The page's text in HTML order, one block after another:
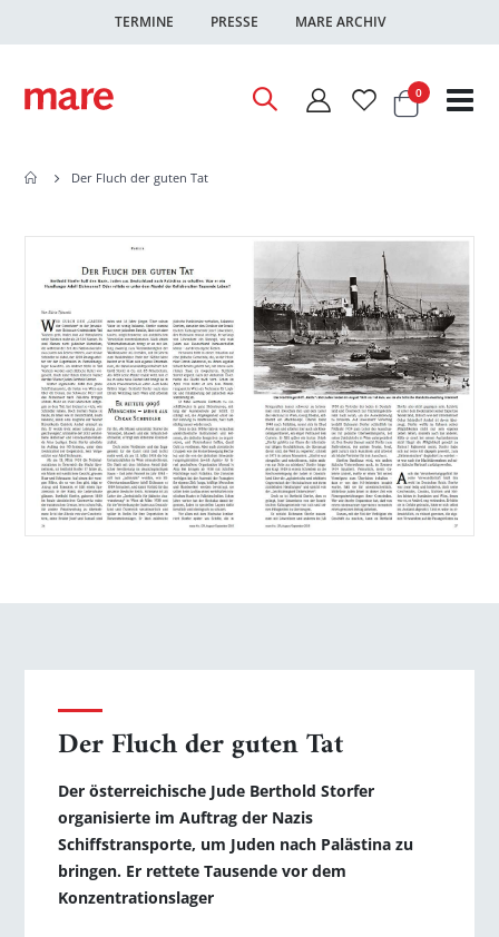
TERMINE PRESSE MARE ARCHIV
Warenkorb
0Artikel
Der Fluch der guten Tat
Ende
Bildgalerie
springen
Anfang
Bildgalerie
springen
Der Fluch der guten Tat
Der österreichische Jude Berthold Storfer
organisierte im Auftrag der Nazis
Schiffstransporte, um Juden nach Palästina zu
bringen. Er rettete Tausende vor dem
Konzentrationslager